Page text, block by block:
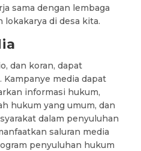
sama dengan lembaga
di desa kita.
dan koran, dapat
Kampanye media dapat
informasi hukum,
hukum yang umum, dan
dalam penyuluhan
saluran media
penyuluhan hukum